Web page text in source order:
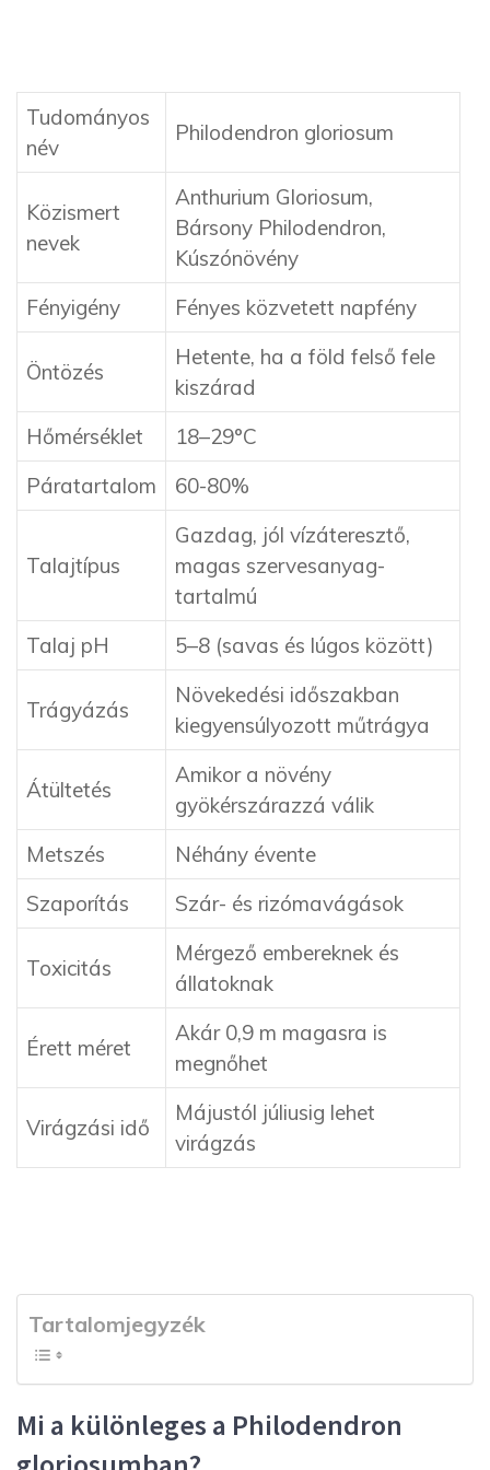
Tudományos
név
Philodendron gloriosum
Közismert
nevek
Anthurium Gloriosum,
Bársony Philodendron,
Kúszónövény
Fényigény
Fényes közvetett napfény
Öntözés
Hetente, ha a föld felső fele
kiszárad
Hőmérséklet
18–29°C
Páratartalom
60-80%
Talajtípus
Gazdag, jól vízáteresztő,
magas szervesanyag-
tartalmú
Talaj pH
5–8 (savas és lúgos között)
Trágyázás
Növekedési időszakban
kiegyensúlyozott műtrágya
Átültetés
Amikor a növény
gyökérszárazzá válik
Metszés
Néhány évente
Szaporítás
Szár- és rizómavágások
Toxicitás
Mérgező embereknek és
állatoknak
Érett méret
Akár 0,9 m magasra is
megnőhet
Virágzási idő
Májustól júliusig lehet
virágzás
Tartalomjegyzék
Mi a különleges a Philodendron